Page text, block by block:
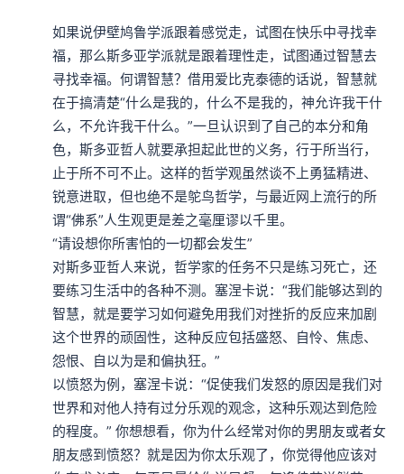
如果说伊壁鸠鲁学派跟着感觉走，试图在快乐中寻找幸
福，那么斯多亚学派就是跟着理性走，试图通过智慧去
寻找幸福。何谓智慧？借用爱比克泰德的话说，智慧就
在于搞清楚“什么是我的，什么不是我的，神允许我干什
么，不允许我干什么。”一旦认识到了自己的本分和角
色，斯多亚哲人就要承担起此世的义务，行于所当行，
止于所不可不止。这样的哲学观虽然谈不上勇猛精进、
锐意进取，但也绝不是鸵鸟哲学，与最近网上流行的所
谓“佛系”人生观更是差之毫厘谬以千里。
“请设想你所害怕的一切都会发生”
对斯多亚哲人来说，哲学家的任务不只是练习死亡，还
要练习生活中的各种不测。塞涅卡说：“我们能够达到的
智慧，就是要学习如何避免用我们对挫折的反应来加剧
这个世界的顽固性，这种反应包括盛怒、自怜、焦虑、
怨恨、自以为是和偏执狂。”
以愤怒为例，塞涅卡说：“促使我们发怒的原因是我们对
世界和对他人持有过分乐观的观念，这种乐观达到危险
的程度。” 你想想看，你为什么经常对你的男朋友或者女
朋友感到愤怒？就是因为你太乐观了，你觉得他应该对